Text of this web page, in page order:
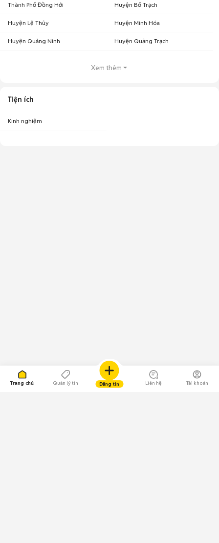
Trang chủ Quản lý tin Đăng tin Liên hệ Tài khoản
Thành Phố Đồng Hới Huyện Bố Trạch
Huyện Lệ Thủy Huyện Minh Hóa
Huyện Quảng Ninh Huyện Quảng Trạch
Xem thêm
Tiện ích
Kinh nghiệm